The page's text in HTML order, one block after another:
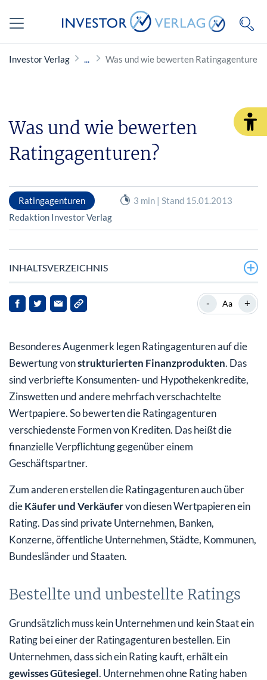
Investor Verlag Was und wie bewerten Ratingagenturen?
Was und wie bewerten
Ratingagenturen?
Ratingagenturen
3 min | Stand 15.01.2013
Redaktion Investor Verlag
INHALTSVERZEICHNIS
Bestellte und unbestellte Ratings
Wie bewerten Ratingagenturen?
Qualität der Ratings
- Aa +
Besonderes Augenmerk legen Ratingagenturen auf die
Bewertung vonstrukturierten Finanzprodukten. Das
sind verbriefte Konsumenten- und Hypothekenkredite,
Zinswetten und andere mehrfach verschachtelte
Wertpapiere. So bewerten die Ratingagenturen
verschiedenste Formen von Krediten. Das heißt die
finanzielle Verpflichtung gegenüber einem
Geschäftspartner.
Zum anderen erstellen die Ratingagenturen auch über
dieKäufer und Verkäufervon diesen Wertpapieren ein
Rating. Das sind private Unternehmen, Banken,
Konzerne, öffentliche Unternehmen, Städte, Kommunen,
Bundesländer und Staaten.
Bestellte und unbestellte Ratings
Grundsätzlich muss kein Unternehmen und kein Staat ein
Rating bei einer der Ratingagenturen bestellen. Ein
Unternehmen, dass sich ein Rating kauft, erhält ein
gewisses Gütesiegel. Unternehmen ohne Rating haben